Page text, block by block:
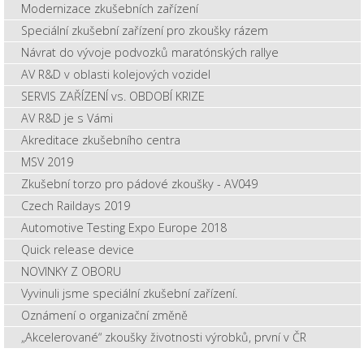
Modernizace zkušebních zařízení
Speciální zkušební zařízení pro zkoušky rázem
Návrat do vývoje podvozků maratónských rallye
AV R&D v oblasti kolejových vozidel
SERVIS ZAŘÍZENÍ vs. OBDOBÍ KRIZE
AV R&D je s Vámi
Akreditace zkušebního centra
MSV 2019
Zkušební torzo pro pádové zkoušky - AV049
Czech Raildays 2019
Automotive Testing Expo Europe 2018
Quick release device
NOVINKY Z OBORU
Vyvinuli jsme speciální zkušební zařízení.
Oznámení o organizační změně
„Akcelerované“ zkoušky životnosti výrobků, první v ČR